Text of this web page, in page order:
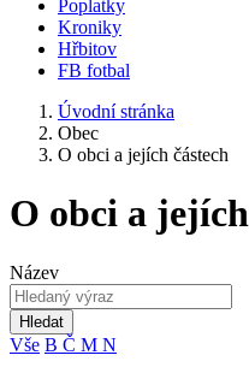
Poplatky
Kroniky
Hřbitov
FB fotbal
Úvodní stránka
Obec
O obci a jejích částech
O obci a
Název
Hledat
Vše B Č M N